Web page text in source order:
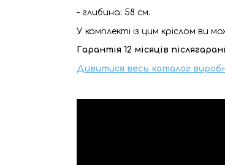
- глибина: 58 см.
У комплекті із цим кріслом ви
Гарантія 12 місяців
Дивитися весь каталог